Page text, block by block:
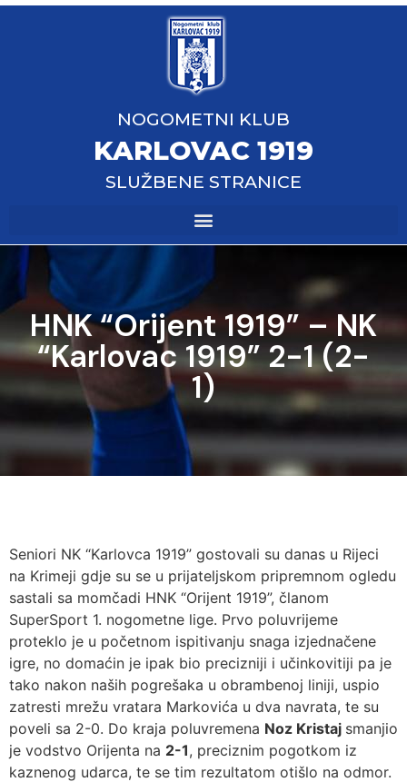
NOGOMETNI KLUB
KARLOVAC 1919
SLUŽBENE STRANICE
HNK “Orijent 1919” – NK
“Karlovac 1919” 2-1 (2-
1)
Seniori NK “Karlovca 1919” gostovali su danas u Rijeci
na Krimeji gdje su se u prijateljskom pripremnom ogledu
sastali sa momčadi HNK “Orijent 1919”, članom
SuperSport 1. nogometne lige. Prvo poluvrijeme
proteklo je u početnom ispitivanju snaga izjednačene
igre, no domaćin je ipak bio precizniji i učinkovitiji pa je
tako nakon naših pogrešaka u obrambenoj liniji, uspio
zatresti mrežu vratara Markovića u dva navrata, te su
poveli sa 2-0. Do kraja poluvremena Noz Kristaj smanjio
je vodstvo Orijenta na 2-1, preciznim pogotkom iz
kaznenog udarca, te se tim rezultatom otišlo na odmor.